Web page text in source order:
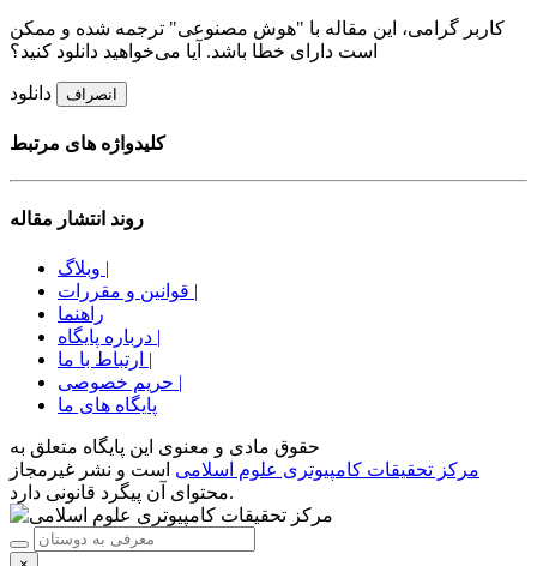
کاربر گرامی، این مقاله با "هوش مصنوعی" ترجمه شده و ممکن
است دارای خطا باشد. آیا می‌خواهید دانلود کنید؟
دانلود انصراف
کلیدواژه های مرتبط
روند انتشار مقاله
وبلاگ |
قوانین و مقررات |
راهنما
درباره پایگاه |
ارتباط با ما |
حریم خصوصی |
پایگاه های ما
حقوق مادی و معنوی اين پايگاه متعلق به
مرکز تحقیقات کامپیوتری علوم اسلامی است و نشر غیرمجاز
محتوای آن پیگرد قانونی دارد.